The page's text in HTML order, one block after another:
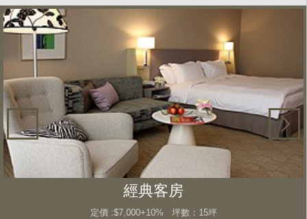
經典客房
定價 :$7,000+10% 坪數：15坪